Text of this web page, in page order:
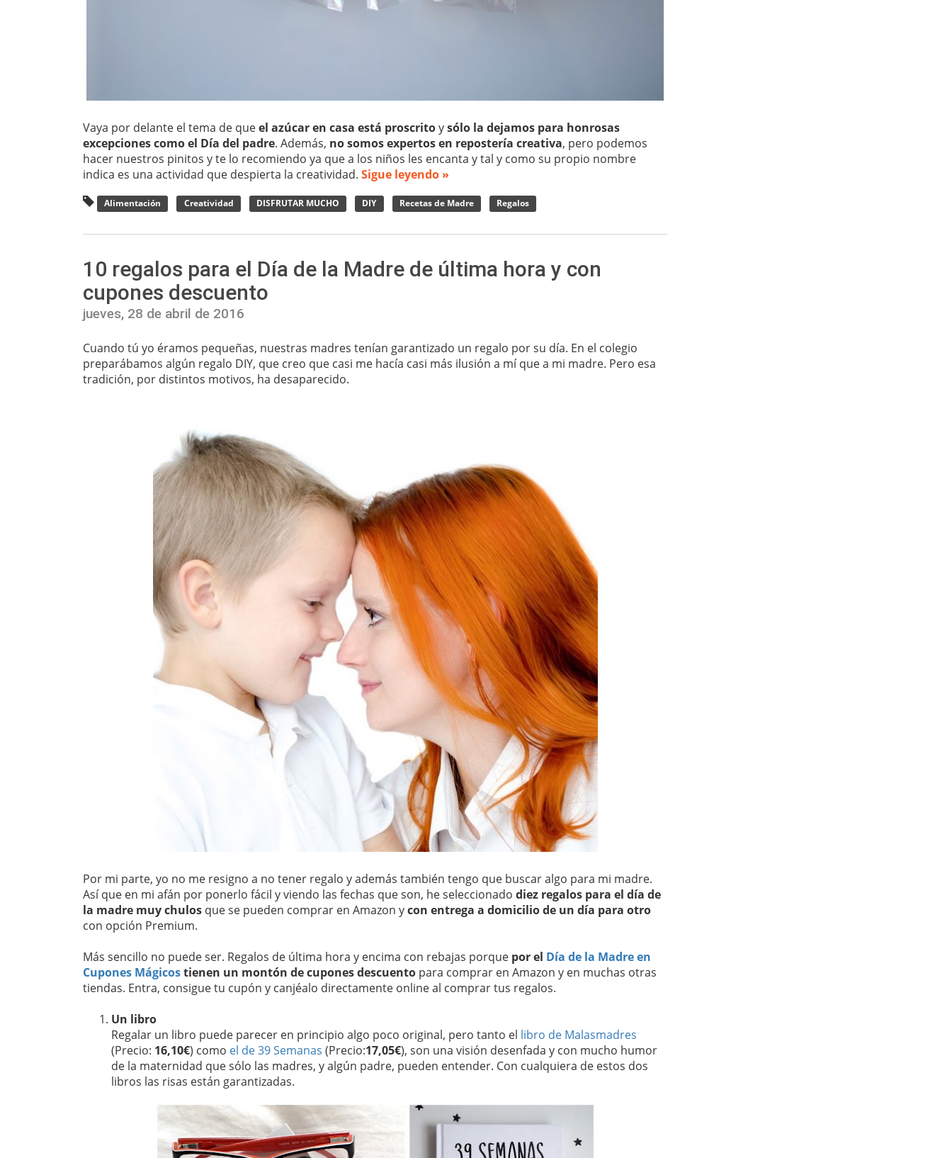
Vaya por delante el tema de queel azúcar en casa está proscritoysólo la dejamos para honrosas
excepciones como el Día del padre. Además, no somos expertos en repostería creativa, pero podemos
hacer nuestros pinitos y te lo recomiendo ya que a los niños les encanta y tal y como su propio nombre
indica es una actividad que despierta la creatividad. Sigue leyendo »
Alimentación Creatividad DISFRUTAR MUCHO DIY Recetas de Madre Regalos
10 regalos para el Día de la Madre de última hora y con
cupones descuento
jueves, 28 de abril de 2016
Cuando tú yo éramos pequeñas, nuestras madres tenían garantizado un regalo por su día. En el colegio
preparábamos algún regalo DIY, que creo que casi me hacía casi más ilusión a mí que a mi madre. Pero esa
tradición, por distintos motivos, ha desaparecido.
Por mi parte, yo no me resigno a no tener regalo y además también tengo que buscar algo para mi madre.
Así que en mi afán por ponerlo fácil y viendo las fechas que son, he seleccionado diez regalos para el día de
la madre muy chulos que se pueden comprar en Amazon ycon entrega a domicilio de un día para otro
con opción Premium.
Más sencillo no puede ser. Regalos de última hora y encima con rebajas porque por el Día de la Madre en
Cupones Mágicostienen un montón de cupones descuento para comprar en Amazon y en muchas otras
tiendas. Entra, consigue tu cupón y canjéalo directamente online al comprar tus regalos.
Un libro
Regalar un libro puede parecer en principio algo poco original, pero tanto el libro de Malasmadres
(Precio: 16,10€) como el de 39 Semanas (Precio:17,05€), son una visión desenfada y con mucho humor
de la maternidad que sólo las madres, y algún padre, pueden entender. Con cualquiera de estos dos
libros las risas están garantizadas.